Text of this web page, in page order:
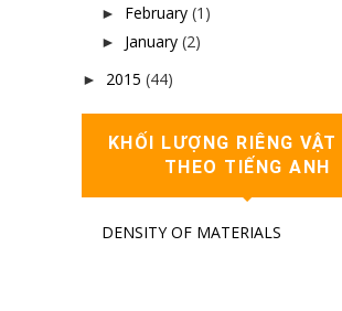
► February (1)
► January (2)
► 2015 (44)
KHỐI LƯỢNG RIÊNG VẬT
THEO TIẾNG ANH
DENSITY OF MATERIALS